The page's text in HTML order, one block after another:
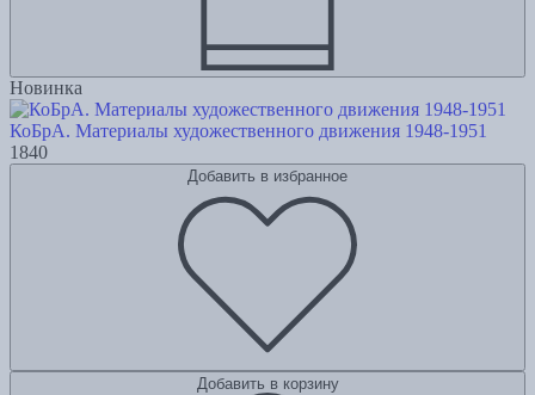
Новинка
КоБрА. Материалы художественного движения 1948-1951
1840
Добавить в избранное
Добавить в корзину